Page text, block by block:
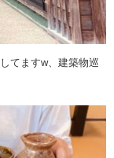
てますw、建築物巡